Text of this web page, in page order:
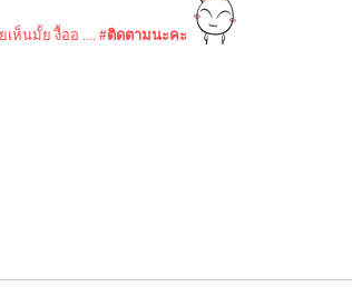
ห็นมั้ย งื้ออ .... #ติดตามนะคะ